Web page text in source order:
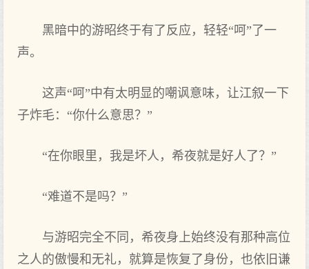
黑暗中的游昭终于有了反应，轻轻“呵”了一
声。
这声“呵”中有太明显的嘲讽意味，让江叙一下
子炸毛：“你什么意思？”
“在你眼里，我是坏人，希夜就是好人了？”
“难道不是吗？”
与游昭完全不同，希夜身上始终没有那种高位
之人的傲慢和无礼，就算是恢复了身份，也依旧谦